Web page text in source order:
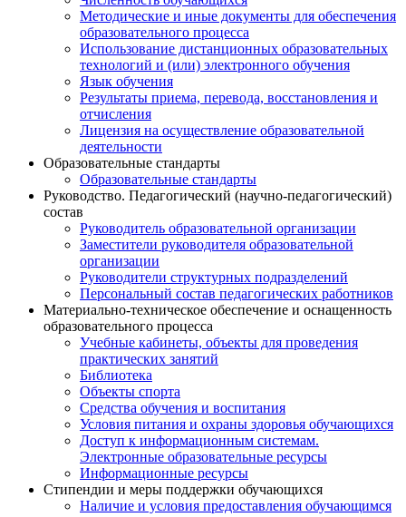
Методические и иные документы для обеспечения
образовательного процесса
Использование дистанционных образовательных
технологий и (или) электронного обучения
Язык обучения
Результаты приема, перевода, восстановления и
отчисления
Лицензия на осуществление образовательной
деятельности
Образовательные стандарты
Образовательные стандарты
Руководство. Педагогический (научно-педагогический)
состав
Руководитель образовательной организации
Заместители руководителя образовательной
организации
Руководители структурных подразделений
Персональный состав педагогических работников
Материально-техническое обеспечение и оснащенность
образовательного процесса
Учебные кабинеты, объекты для проведения
практических занятий
Библиотека
Объекты спорта
Средства обучения и воспитания
Условия питания и охраны здоровья обучающихся
Доступ к информационным системам.
Электронные образовательные ресурсы
Информационные ресурсы
Стипендии и меры поддержки обучающихся
Наличие и условия предоставления обучающимся